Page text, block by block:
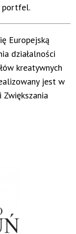
portfel.
Europejską
działalności
kreatywnych
jest w